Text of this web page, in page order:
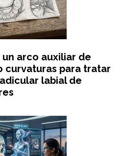
arco auxiliar de
curvaturas para tratar
labial de